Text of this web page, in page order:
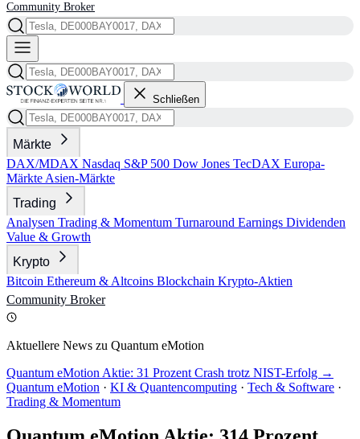
Community Broker
Schließen
Märkte
DAX/MDAX Nasdaq S&P 500 Dow Jones TecDAX Europa-
Märkte Asien-Märkte
Trading
Analysen Trading & Momentum Turnaround Earnings Dividenden
Value & Growth
Krypto
Bitcoin Ethereum & Altcoins Blockchain Krypto-Aktien
Community Broker
Aktuellere News zu Quantum eMotion
Quantum eMotion Aktie: 31 Prozent Crash trotz NIST-Erfolg →
Quantum eMotion · KI & Quantencomputing · Tech & Software ·
Trading & Momentum